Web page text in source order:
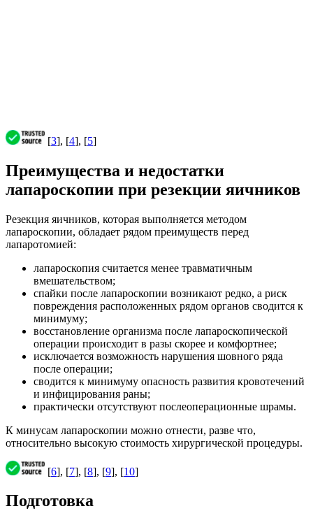
[3], [4], [5]
Преимущества и недостатки
лапароскопии при резекции яичников
Резекция яичников, которая выполняется методом
лапароскопии, обладает рядом преимуществ перед
лапаротомией:
лапароскопия считается менее травматичным
вмешательством;
спайки после лапароскопии возникают редко, а риск
повреждения расположенных рядом органов сводится к
минимуму;
восстановление организма после лапароскопической
операции происходит в разы скорее и комфортнее;
исключается возможность нарушения шовного ряда
после операции;
сводится к минимуму опасность развития кровотечений
и инфицирования раны;
практически отсутствуют послеоперационные шрамы.
К минусам лапароскопии можно отнести, разве что,
относительно высокую стоимость хирургической процедуры.
[6], [7], [8], [9], [10]
Подготовка